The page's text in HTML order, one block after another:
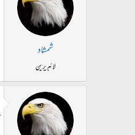
شمشاد
لائبریرین